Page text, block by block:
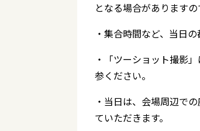
となる場合がありますの
・集合時間など、当日
・「ツーショット撮影
参ください。
・当日は、会場周辺で
ていただきます。